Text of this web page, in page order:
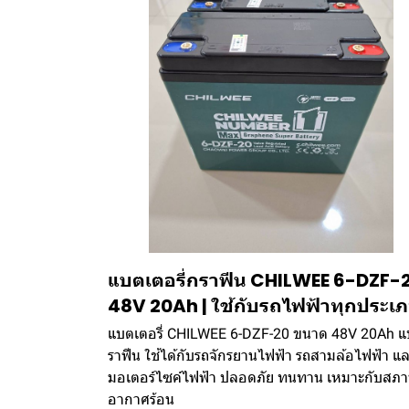
แบตเตอรี่กราฟีน CHILWEE 6-DZF-
48V 20Ah | ใช้กับรถไฟฟ้าทุกประเ
แบตเตอรี่ CHILWEE 6-DZF-20 ขนาด 48V 20Ah
ราฟีน ใช้ได้กับรถจักรยานไฟฟ้า รถสามล้อไฟฟ้า แ
มอเตอร์ไซค์ไฟฟ้า ปลอดภัย ทนทาน เหมาะกับสภ
อากาศร้อน